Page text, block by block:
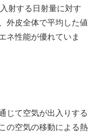
射する日射量に対す
外皮全体で平均した値
ネ性能が優れていま
じて空気が出入りする
の空気の移動による熱